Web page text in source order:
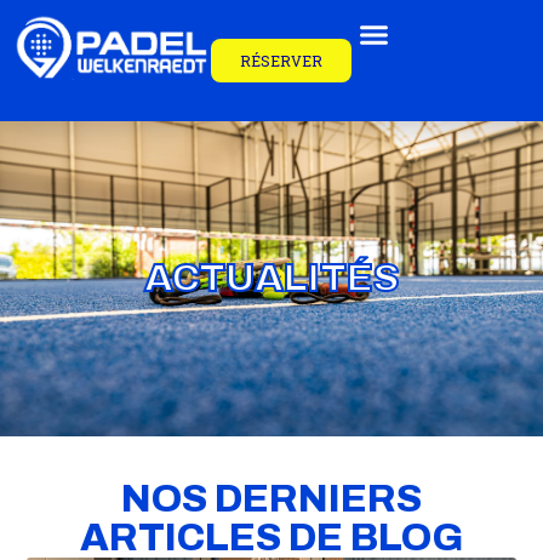
RÉSERVER
ACTUALITÉS
NOS DERNIERS
ARTICLES DE BLOG